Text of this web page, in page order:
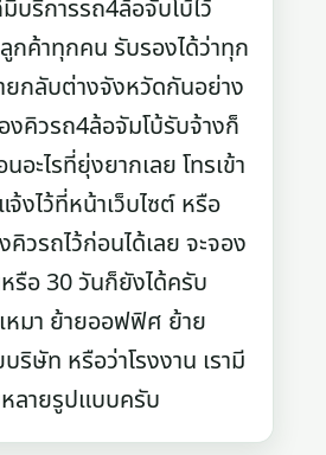
มีบริการรถ4ล้อจับโบ้ไว้
กค้าทุกคน รับรองได้ว่าทุก
ยกลับต่างจังหวัดกันอย่าง
งคิวรถ4ล้อจัมโบ้รับจ้างก็
อะไรที่ยุ่งยากเลย โทรเข้า
งไว้ที่หน้าเว็บไซต์ หรือ
คิวรถไว้ก่อนได้เลย จะจอง
รือ 30 วันก็ยังได้ครับ
หมา ย้ายออฟฟิศ ย้าย
ริษัท หรือว่าโรงงาน เรามี
ลายรูปแบบครับ